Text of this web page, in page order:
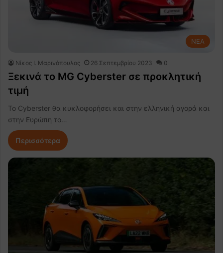
NEA
Nίκος Ι. Mαρινόπουλος 26 Σεπτεμβρίου 2023 0
Ξεκινά το MG Cyberster σε προκλητική
τιμή
Το Cyberster θα κυκλοφορήσει και στην ελληνική αγορά και
στην Ευρώπη το…
Περισσότερα